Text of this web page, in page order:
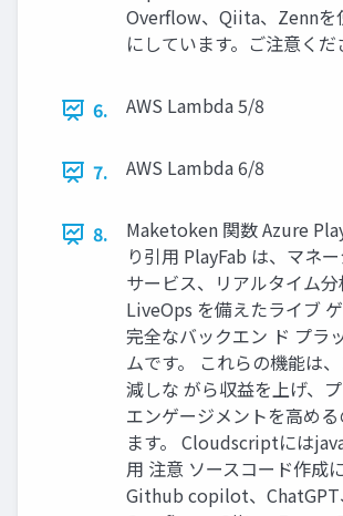
Overflow、Qiita、Zennを
にしています。ご注意く
6. AWS Lambda 5/8
7. AWS Lambda 6/8
8.
Maketoken 関数 Azure
り引用 PlayFab は、マネ
サービス、リアルタイム
LiveOps を備えたライブ
完全なバックエン ド プラ
ムです。 これらの機能は
減しな がら収益を上げ、
エンゲージメントを高め
ます。 Cloudscriptには
用 注意 ソースコード作成
Github copilot、